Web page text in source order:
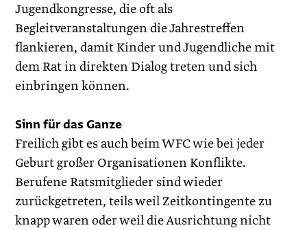
Jugendkongresse, die oft als
Begleitveranstaltungen die Jahrestreffen
flankieren, damit Kinder und Jugendliche mit
dem Rat in direkten Dialog treten und sich
einbringen können.
Sinn für das Ganze
Freilich gibt es auch beim WFC wie bei jeder
Geburt großer Organisationen Konflikte.
Berufene Ratsmitglieder sind wieder
zurückgetreten, teils weil Zeitkontingente zu
knapp waren oder weil die Ausrichtung nicht